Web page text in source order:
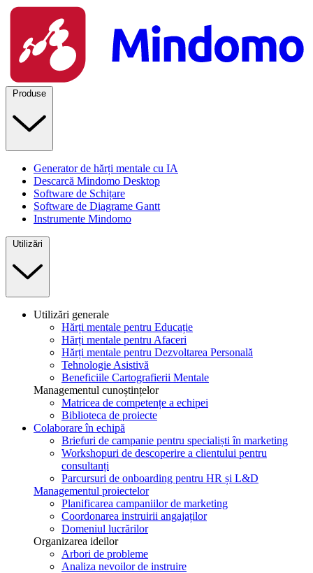
Produse
Generator de hărți mentale cu IA
Descarcă Mindomo Desktop
Software de Schițare
Software de Diagrame Gantt
Instrumente Mindomo
Utilizări
Utilizări generale
Hărți mentale pentru Educație
Hărți mentale pentru Afaceri
Hărți mentale pentru Dezvoltarea Personală
Tehnologie Asistivă
Beneficiile Cartografierii Mentale
Managementul cunoștințelor
Matricea de competențe a echipei
Biblioteca de proiecte
Colaborare în echipă
Briefuri de campanie pentru specialiști în marketing
Workshopuri de descoperire a clientului pentru
consultanți
Parcursuri de onboarding pentru HR și L&D
Managementul proiectelor
Planificarea campaniilor de marketing
Coordonarea instruirii angajaților
Domeniul lucrărilor
Organizarea ideilor
Arbori de probleme
Analiza nevoilor de instruire